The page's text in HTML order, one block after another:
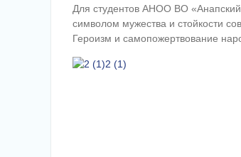
Для студентов АНОО ВО «Анапский
символом мужества и стойкости
Героизм и самопожертвование
2 (1)